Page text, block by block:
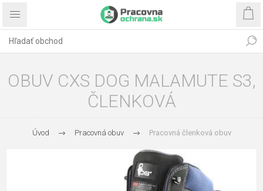
OBUV CXS DOG MALAMUTE S3,
ČLENKOVÁ
Úvod Pracovná obuv Pracovná členková obuv